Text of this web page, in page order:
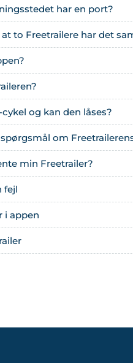
har en port?
at to Freetrailere har det
og kan den låses?
om
min Freetrailer?
fejl
i appen